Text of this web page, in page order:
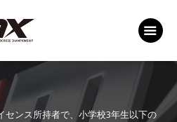
センス所持者で、小学校3年生以下の